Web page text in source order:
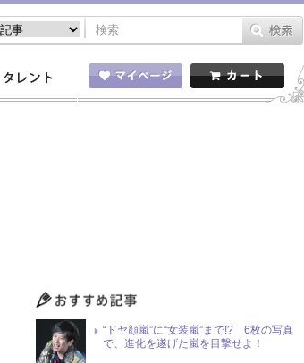
“ドヤ顔嵐”に“女装嵐”まで!? 6枚の写真
で、進化を遂げた嵐を目撃せよ！